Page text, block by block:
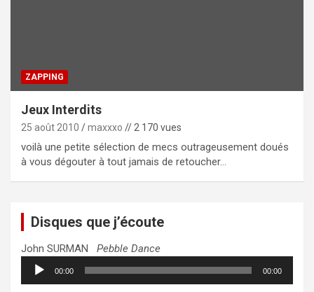
ZAPPING
Jeux Interdits
25 août 2010 maxxxo // 2 170 vues
voilà une petite sélection de mecs outrageusement doués
à vous dégouter à tout jamais de retoucher…
Disques que j’écoute
John SURMAN Pebble Dance
Lecteur
audio
00:00 00:00